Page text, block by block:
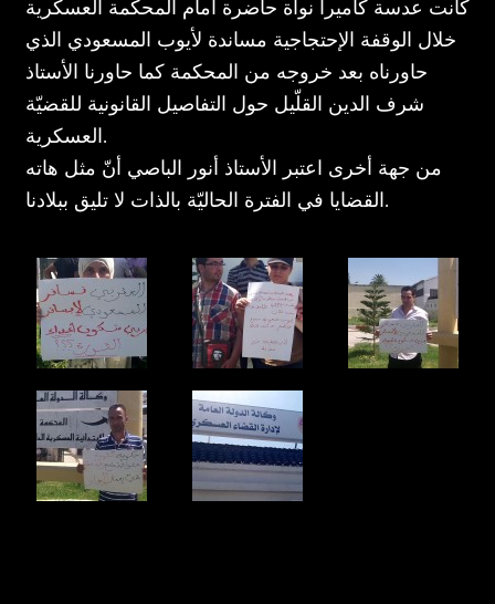
كانت عدسة كاميرا نواة حاضرة أمام المحكمة العسكرية
خلال الوقفة الإحتجاجية مساندة لأيوب المسعودي الذي
حاورناه بعد خروجه من المحكمة كما حاورنا الأستاذ
شرف الدين القلّيل حول التفاصيل القانونية للقضيّة
العسكرية.
من جهة أخرى اعتبر الأستاذ أنور الباصي أنّ مثل هاته
القضايا في الفترة الحاليّة بالذات لا تليق ببلادنا.